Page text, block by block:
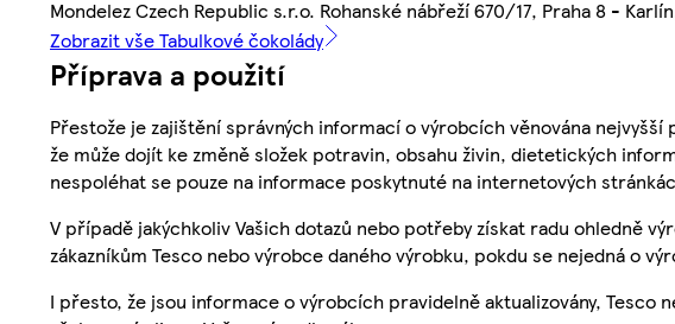
Mondelez Czech Republic s.r.o. Rohanské nábřeží 670/17, Praha 8 -
Zobrazit vše Tabulkové čokolády
Příprava a použití
Přestože je zajištění správných informací o výrobcích věnována
že může dojít ke změně složek potravin, obsahu živin, dietetických
nespoléhat se pouze na informace poskytnuté na internetových
V případě jakýchkoliv Vašich dotazů nebo potřeby získat radu ohledně
zákazníkům Tesco nebo výrobce daného výrobku, pokdu se nejedná o
I přesto, že jsou informace o výrobcích pravidelně aktualizovány,